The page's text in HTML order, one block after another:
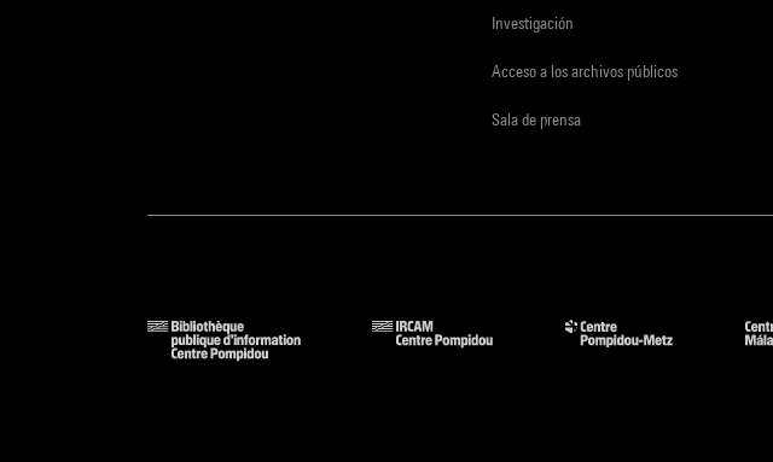
Investigación
Acceso a los archivos públicos
Sala de prensa